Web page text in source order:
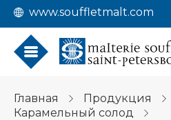
www.souffletmalt.com
Главная
Продукция
Карамельный солод